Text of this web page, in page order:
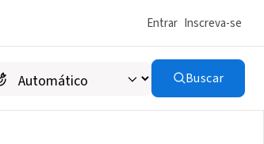
Entrar Inscreva-se
Buscar